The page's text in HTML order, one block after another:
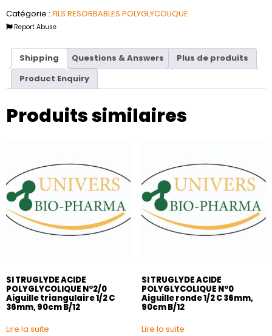
Catégorie : FILS RESORBABLES POLYGLYCOLIQUE
Report Abuse
Shipping Questions & Answers
Plus de produits
Product Enquiry
Produits similaires
SI TRUGLYDE ACIDE
POLYGLYCOLIQUE N°2/0
Aiguille triangulaire 1/2 C
36mm, 90cm B/12
Lire la suite
SI TRUGLYDE ACIDE
POLYGLYCOLIQUE N°0
Aiguille ronde 1/2 C 36mm,
90cm B/12
Lire la suite